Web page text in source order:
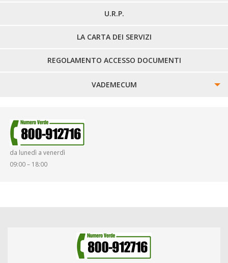
U.R.P.
LA CARTA DEI SERVIZI
REGOLAMENTO ACCESSO DOCUMENTI
VADEMECUM
SMARRIMENTO OGGETTI
da lunedì a venerdì
09:00 – 18:00